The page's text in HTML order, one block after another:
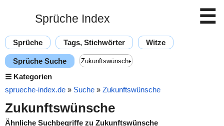
Sprüche Index ☰
Sprüche Tags, Stichwörter Witze
Sprüche Suche
☰ Kategorien
sprueche-index.de » Suche » Zukunftswünsche
Zukunftswünsche
Ähnliche Suchbegriffe zu Zukunftswünsche